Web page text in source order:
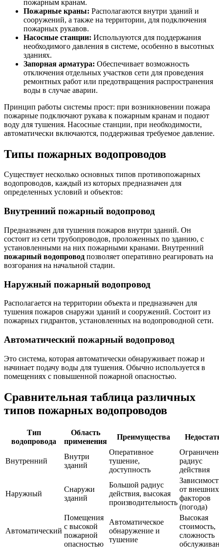
пожарным кранам.
Пожарные краны: Располагаются внутри зданий и
сооружений, а также на территории, для подключения
пожарных рукавов.
Насосные станции: Используются для поддержания
необходимого давления в системе, особенно в высотных
зданиях.
Запорная арматура: Обеспечивает возможность
отключения отдельных участков сети для проведения
ремонтных работ или предотвращения распространения
воды в случае аварии.
Принцип работы системы прост: при возникновении пожара
пожарные подключают рукава к пожарным кранам и подают
воду для тушения. Насосные станции, при необходимости,
автоматически включаются, поддерживая требуемое давление.
Типы пожарных водопроводов
Существует несколько основных типов противопожарных
водопроводов, каждый из которых предназначен для
определенных условий и объектов:
Внутренний пожарный водопровод
Предназначен для тушения пожаров внутри зданий. Он
состоит из сети трубопроводов, проложенных по зданию, с
установленными на них пожарными кранами. Внутренний
пожарный водопровод позволяет оперативно реагировать на
возгорания на начальной стадии.
Наружный пожарный водопровод
Располагается на территории объекта и предназначен для
тушения пожаров снаружи зданий и сооружений. Состоит из
пожарных гидрантов, установленных на водопроводной сети.
Автоматический пожарный водопровод
Это система, которая автоматически обнаруживает пожар и
начинает подачу воды для тушения. Обычно используется в
помещениях с повышенной пожарной опасностью.
Сравнительная таблица различных
типов пожарных водопроводов
Тип
водопровода
Область
применения
Преимущества
Внутренний
Внутри
зданий
Оперативное
тушение,
доступность
радиус
действия
Наружный
Снаружи
зданий
Большой радиус
действия, высокая
производительность
от внешних
факторов
(погода)
Автоматический
Помещения
с высокой
пожарной
опасностью
Автоматическое
обнаружение и
тушение
Высокая
стоимость,
сложность